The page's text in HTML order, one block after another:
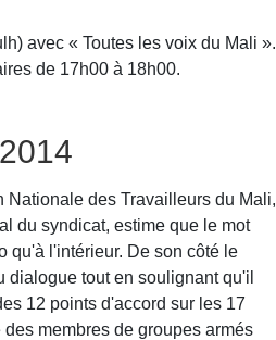
avec « Toutes les voix du Mali ».
de 17h00 à 18h00.
Nationale des Travailleurs du Mali,
du syndicat, estime que le mot
qu'à l'intérieur. De son côté le
dialogue tout en soulignant qu'il
12 points d'accord sur les 17
membres de groupes armés